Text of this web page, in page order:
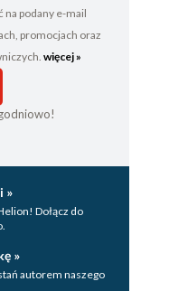
na podany e-mail
promocjach oraz
więcej »
»
Dołącz do
»
autorem naszego